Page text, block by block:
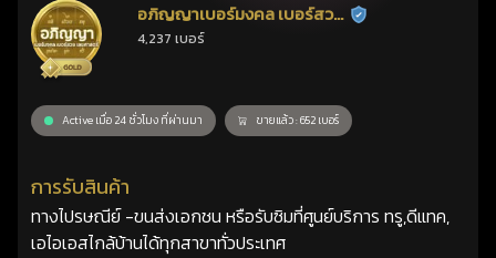
อภิญญาเบอร์มงคล เบอร์สวย
เลขศาสตร์
ร้านยืนยันแล้ว
4,237 เบอร์
Active เมื่อ 24 ชั่วโมง ที่ผ่านมา ขายแล้ว : 652 เบอร์
การรับสินค้า
ทางไปรษณีย์ -ขนส่งเอกชน หรือรับซิมที่ศูนย์บริการ ทรู,ดีแทค,
เอไอเอสไกล้บ้านได้ทุกสาขาทั่วประเทศ